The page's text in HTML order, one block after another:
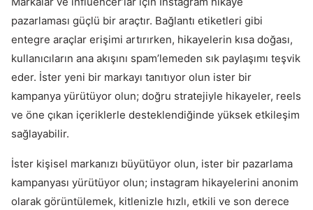
pazarlaması güçlü bir araçtır. Bağlantı etiketleri gibi
entegre araçlar erişimi artırırken, hikayelerin kısa doğası,
kullanıcıların ana akışını spam’lemeden sık paylaşımı teşvik
eder. İster yeni bir markayı tanıtıyor olun ister bir
kampanya yürütüyor olun; doğru stratejiyle hikayeler, reels
ve öne çıkan içeriklerle desteklendiğinde yüksek etkileşim
sağlayabilir.
İster kişisel markanızı büyütüyor olun, ister bir pazarlama
kampanyası yürütüyor olun; instagram hikayelerini anonim
olarak görüntülemek, kitlenizle hızlı, etkili ve son derece